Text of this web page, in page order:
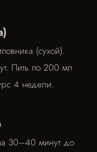
(сухой).
Пить по 200 мл
4 недели.
30–40 минут до